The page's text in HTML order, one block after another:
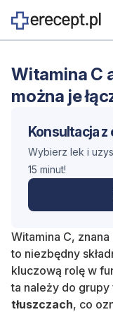
Witamina C
można je
Konsultacja z
Wybierz lek i
15 minut!
Witamina C,
to niezbędny
kluczową rolę w
ta należy do grupy
tłuszczach, co